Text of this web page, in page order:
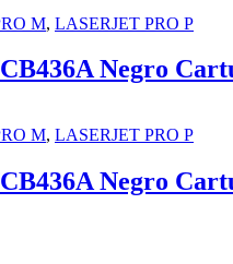
M, LASERJET PRO P
Negro
M, LASERJET PRO P
Negro